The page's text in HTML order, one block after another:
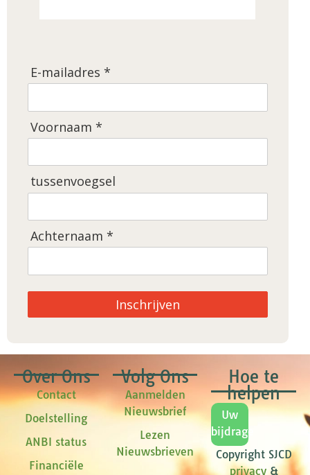
E-mailadres *
Voornaam *
tussenvoegsel
Achternaam *
Inschrijven
Over Ons
Contact
Doelstelling
ANBI status
Financiële
Volg Ons
Aanmelden
Nieuwsbrief
Lezen
Nieuwsbrieven
Hoe te
helpen
Uw
bijdrage
Copyright SJCD
privacy&